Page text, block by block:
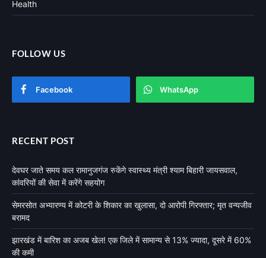
Health
FOLLOW US
Facebook WhatsApp
RECENT POST
देवघर जाते समय कल रामानुजगंज रुकेंगे स्वास्थ्य मंत्री श्याम बिहारी जायसवाल,
कांवरियों की सेवा में करेंगे सहयोग
सेमरसोत अभ्यारण्य में कोटरी के शिकार का खुलासा, दो आरोपी गिरफ्तार; मृत वन्यजीव
बरामद
झारखंड में बारिश का अजब खेल! एक जिले में सामान्य से 13% ज्यादा, दूसरे में 60%
की कमी